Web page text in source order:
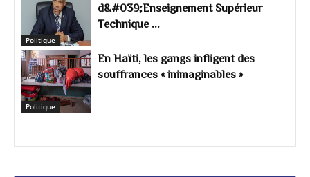
Politique
d&#039;Enseignement Supérieur
Technique ...
Politique
En Haïti, les gangs infligent des
souffrances « inimaginables »